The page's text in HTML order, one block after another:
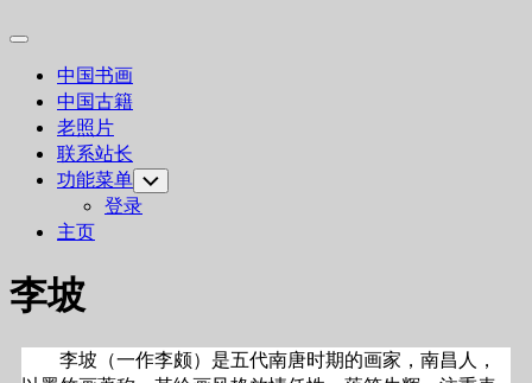
Expand
中国书画
中国古籍
老照片
联系站长
功能菜单 Toggle
Child
Menu
登录
主页
李坡
李坡（一作李颇）是五代南唐时期的画家，南昌人，